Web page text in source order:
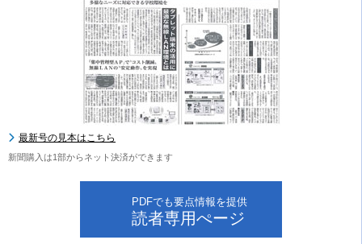
最新号の見本はこちら
新聞購入は1部からネット決済ができます
PDFでも要点情報を提供
読者専用ぺージ